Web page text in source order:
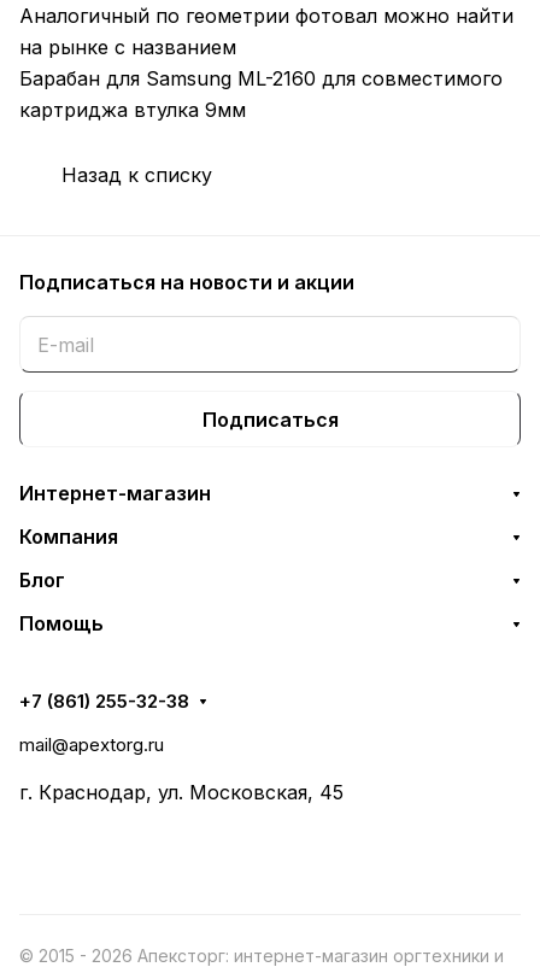
Аналогичный по геометрии фотовал можно найти
на рынке с названием
Барабан для Samsung ML-2160 для совместимого
картриджа втулка 9мм
Назад к списку
Подписаться на новости и акции
Подписаться
Интернет-магазин
Компания
Блог
Помощь
+7 (861) 255-32-38
mail@apextorg.ru
г. Краснодар, ул. Московская, 45
© 2015 - 2026 Апексторг: интернет-магазин оргтехники и